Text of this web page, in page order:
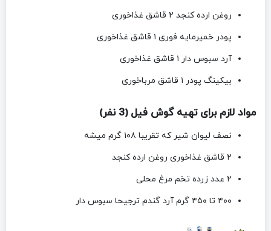
روغن ارده کنجد ۲ قاشق غذاخوری
پودر خمیرمایه فوری ۱ قاشق غذاخوری
آرد سبوس دار ۱ قاشق غذاخوری
بیکینگ پودر ۱ قاشق مرباخوری
مواد لازم برای تهیه گوش فیل (3 نفر)
نصف لیوان شیر که تقریبا ۱۰۸ گرم میشه
۲ قاشق غذاخوری روغن ارده کنجد
۲ عدد زرده تخم مرغ محلی
۴۰۰ تا ۴۵۰ گرم آرد گندم ترجیحا سبوس دار